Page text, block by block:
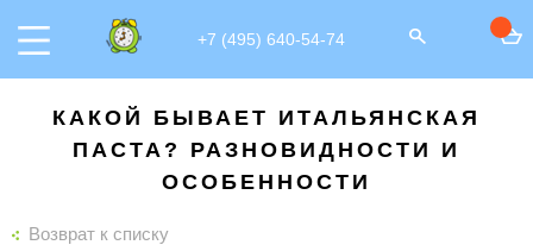
+7 (495) 640-54-74
КАКОЙ БЫВАЕТ ИТАЛЬЯНСКАЯ
ПАСТА? РАЗНОВИДНОСТИ И
ОСОБЕННОСТИ
Возврат к списку